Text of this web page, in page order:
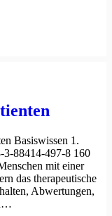
Basiswissen 1.
3-88414-497-8 160
mit einer
das therapeutische
Abwertungen,